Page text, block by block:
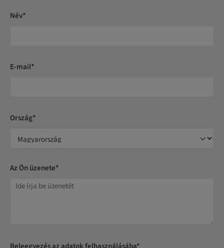
Név*
E-mail*
Ország*
Az Ön üzenete*